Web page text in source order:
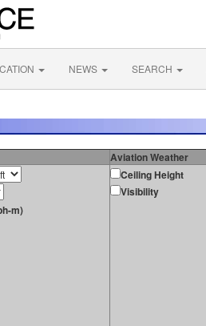
NEWS SEARCH
Aviation Weather
m)
Ceiling Height
Visibility